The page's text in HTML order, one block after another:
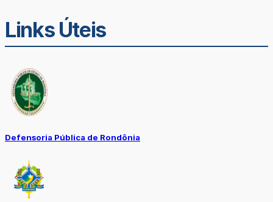
Links Úteis
Defensoria Pública de Rondônia